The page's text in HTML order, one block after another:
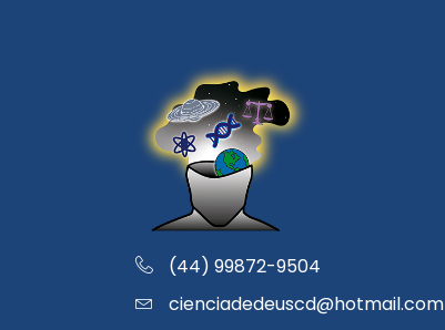
(44) 99872-9504
cienciadedeuscd@hotmail.com